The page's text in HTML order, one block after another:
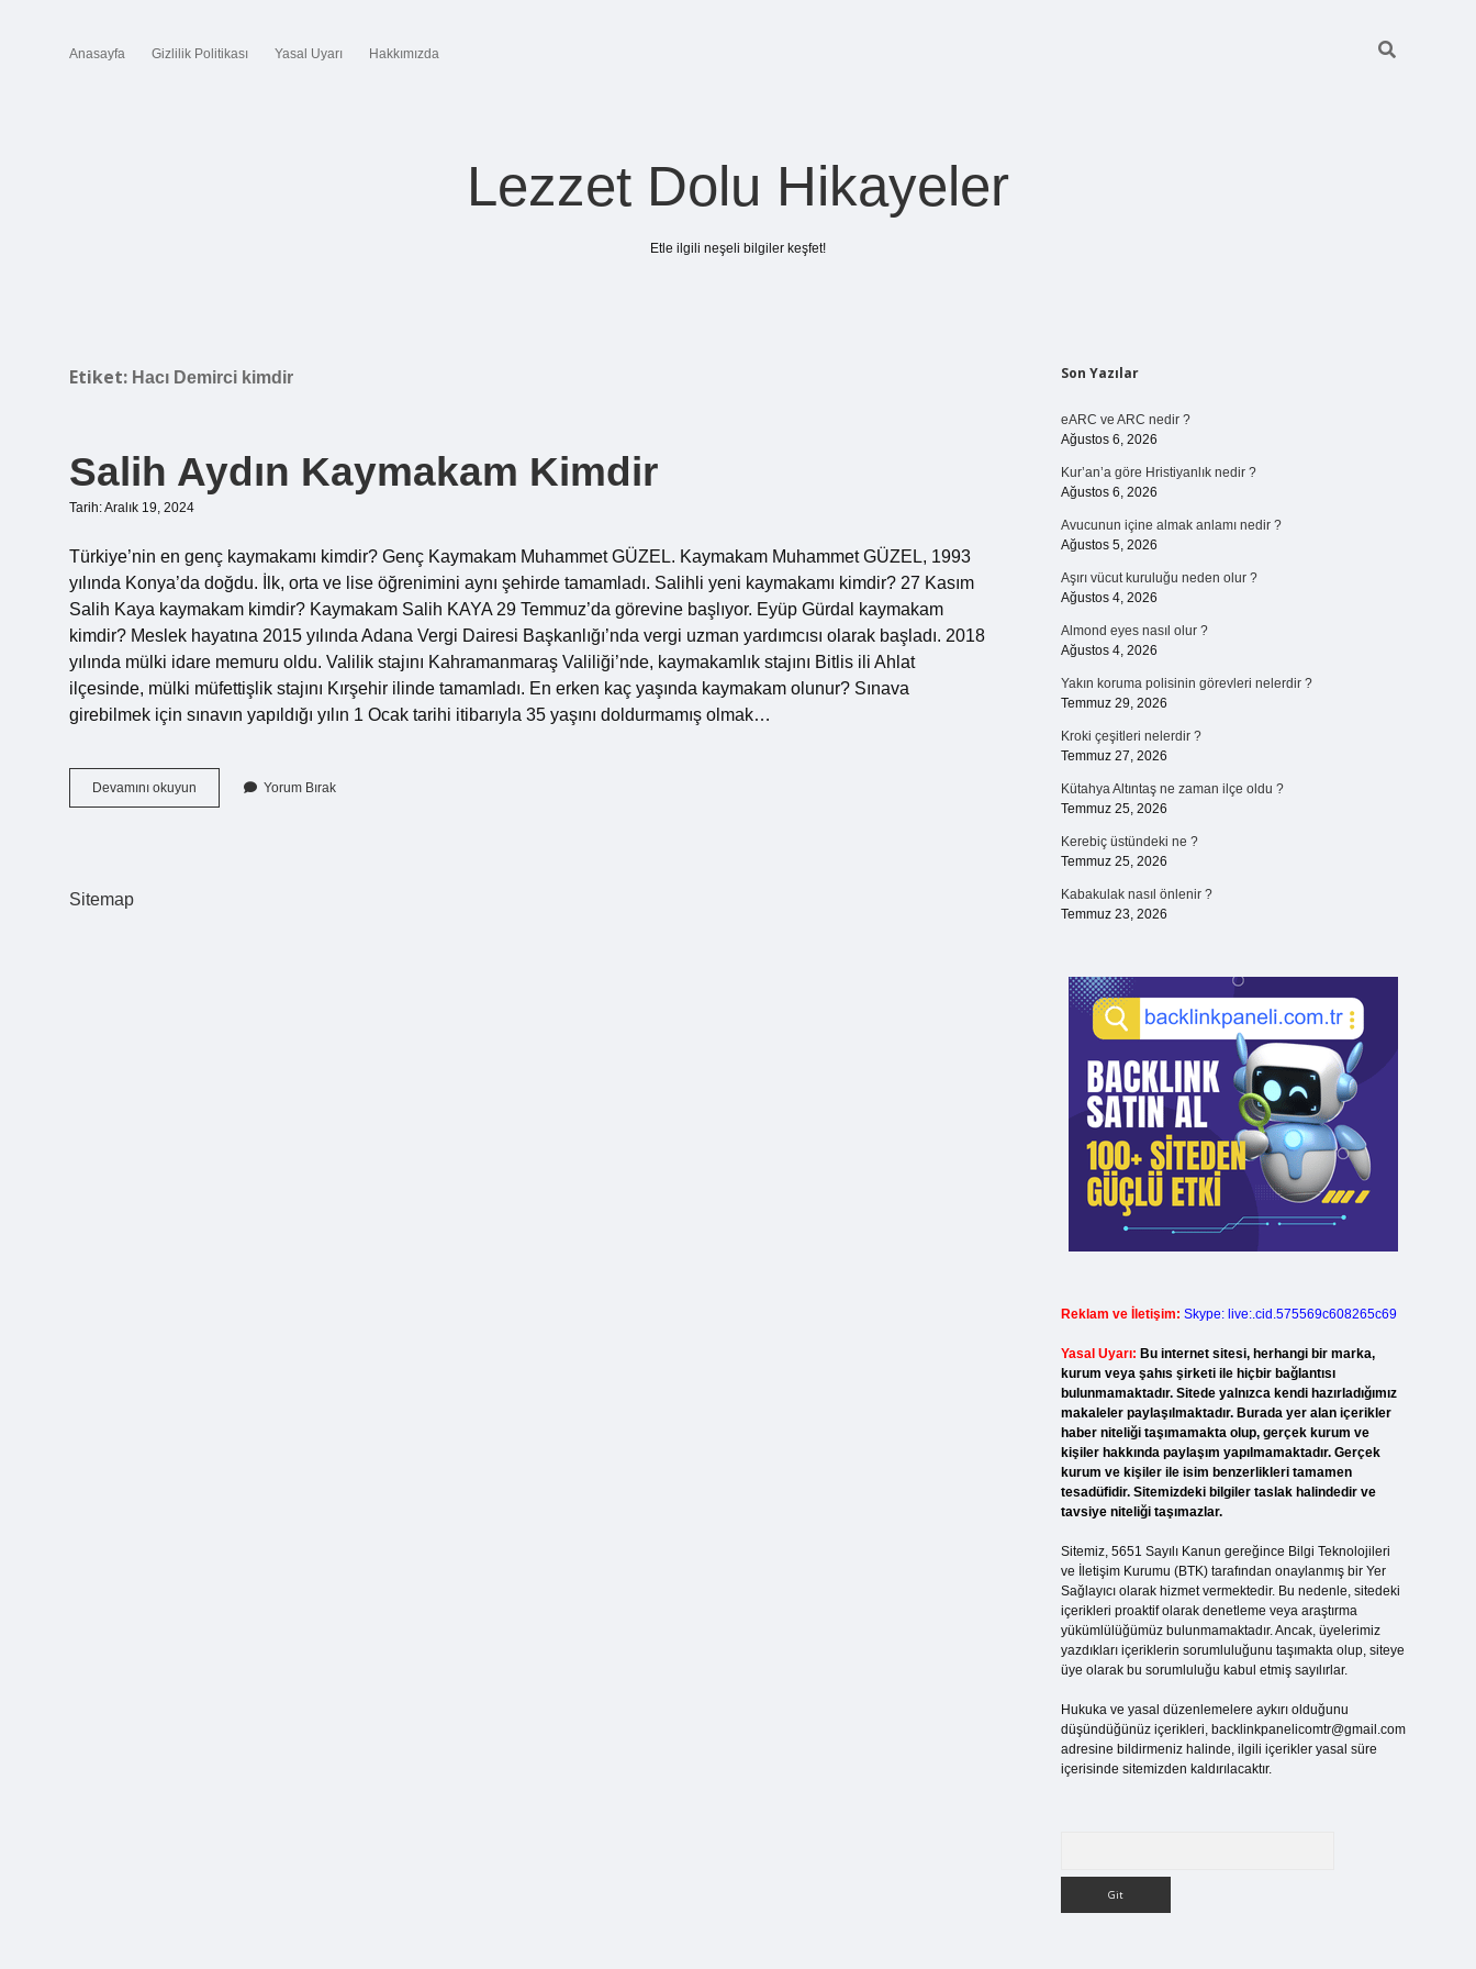
Anasayfa Gizlilik Politikası Yasal Uyarı Hakkımızda
Lezzet Dolu Hikayeler
Etle ilgili neşeli bilgiler keşfet!
Etiket: Hacı Demirci kimdir
Salih Aydın Kaymakam Kimdir
Tarih: Aralık 19, 2024
Türkiye’nin en genç kaymakamı kimdir? Genç Kaymakam Muhammet GÜZEL. Kaymakam Muhammet GÜZEL, 1993
yılında Konya’da doğdu. İlk, orta ve lise öğrenimini aynı şehirde tamamladı. Salihli yeni kaymakamı kimdir? 27 Kasım
Salih Kaya kaymakam kimdir? Kaymakam Salih KAYA 29 Temmuz’da görevine başlıyor. Eyüp Gürdal kaymakam
kimdir? Meslek hayatına 2015 yılında Adana Vergi Dairesi Başkanlığı’nda vergi uzman yardımcısı olarak başladı. 2018
yılında mülki idare memuru oldu. Valilik stajını Kahramanmaraş Valiliği’nde, kaymakamlık stajını Bitlis ili Ahlat
ilçesinde, mülki müfettişlik stajını Kırşehir ilinde tamamladı. En erken kaç yaşında kaymakam olunur? Sınava
girebilmek için sınavın yapıldığı yılın 1 Ocak tarihi itibarıyla 35 yaşını doldurmamış olmak…
Devamını okuyun
Aydın
Yorum Bırak
Sitemap
Sidebar
Son Yazılar
eARC ve ARC nedir ?
Ağustos 6, 2026
Kur’an’a göre Hristiyanlık nedir ?
Ağustos 6, 2026
Avucunun içine almak anlamı nedir ?
Ağustos 5, 2026
Aşırı vücut kuruluğu neden olur ?
Ağustos 4, 2026
Almond eyes nasıl olur ?
Ağustos 4, 2026
Yakın koruma polisinin görevleri nelerdir ?
Temmuz 29, 2026
Kroki çeşitleri nelerdir ?
Temmuz 27, 2026
Kütahya Altıntaş ne zaman ilçe oldu ?
Temmuz 25, 2026
Kerebiç üstündeki ne ?
Temmuz 25, 2026
Kabakulak nasıl önlenir ?
Temmuz 23, 2026
Reklam ve İletişim: Skype: live:.cid.575569c608265c69
Yasal Uyarı: Bu internet sitesi, herhangi bir marka,
kurum veya şahıs şirketi ile hiçbir bağlantısı
bulunmamaktadır. Sitede yalnızca kendi hazırladığımız
makaleler paylaşılmaktadır. Burada yer alan içerikler
haber niteliği taşımamakta olup, gerçek kurum ve
kişiler hakkında paylaşım yapılmamaktadır. Gerçek
kurum ve kişiler ile isim benzerlikleri tamamen
tesadüfidir. Sitemizdeki bilgiler taslak halindedir ve
tavsiye niteliği taşımazlar.
Sitemiz, 5651 Sayılı Kanun gereğince Bilgi Teknolojileri
ve İletişim Kurumu (BTK) tarafından onaylanmış bir Yer
Sağlayıcı olarak hizmet vermektedir. Bu nedenle, sitedeki
içerikleri proaktif olarak denetleme veya araştırma
yükümlülüğümüz bulunmamaktadır. Ancak, üyelerimiz
yazdıkları içeriklerin sorumluluğunu taşımakta olup, siteye
üye olarak bu sorumluluğu kabul etmiş sayılırlar.
Hukuka ve yasal düzenlemelere aykırı olduğunu
düşündüğünüz içerikleri, backlinkpanelicomtr@gmail.com
adresine bildirmeniz halinde, ilgili içerikler yasal süre
içerisinde sitemizden kaldırılacaktır.